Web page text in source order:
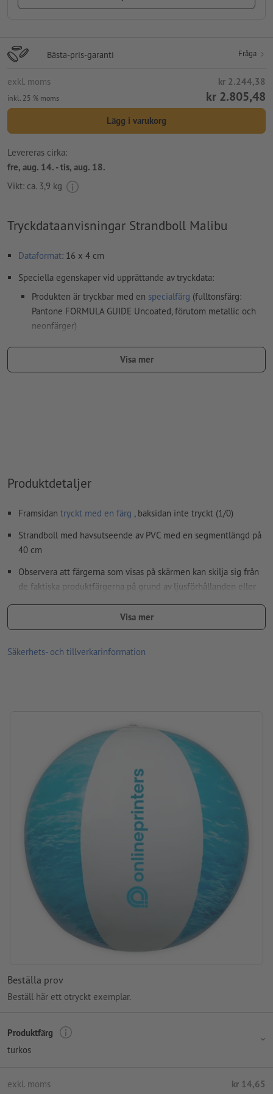
Bästa-pris-garanti Fråga
exkl. moms kr 2.244,38
inkl. 25 % moms kr 2.805,48
Lägg i varukorg
Levereras cirka:
fre, aug. 14. - tis, aug. 18.
Vikt: ca. 3,9 kg
Tryckdataanvisningar Strandboll Malibu
Dataformat: 16 x 4 cm
Speciella egenskaper vid upprättande av tryckdata:
Produkten är tryckbar med en specialfärg (fulltonsfärg:
Pantone FORMULA GUIDE Uncoated, förutom metallic och
neonfärger)
Bärmaterialet kan lysa igenom vidtryck med vit färg
Den tryckfärdiga PDF-filen får bara innehålla vektorer; JPEG-
Hur skapar jag utskriftsdata korrekt?
Visa mer
Produktdetaljer
Framsidan tryckt med en färg , baksidan inte tryckt (1/0)
Strandboll med havsutseende av PVC med en segmentlängd på
40 cm
Observera att färgerna som visas på skärmen kan skilja sig från
de faktiska produktfärgerna på grund av ljusförhållanden eller
Visa mer
Säkerhets- och tillverkarinformation
Beställa prov
Beställ här ett otryckt exemplar.
Produktfärg
turkos
exkl. moms kr 14,65